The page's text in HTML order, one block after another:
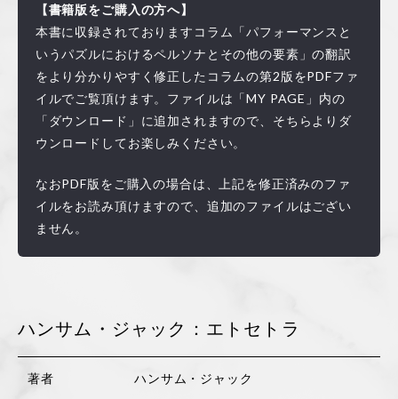
【書籍版をご購入の方へ】
本書に収録されておりますコラム「パフォーマンスと
いうパズルにおけるペルソナとその他の要素」の翻訳
をより分かりやすく修正したコラムの第2版をPDFファ
イルでご覧頂けます。ファイルは「MY PAGE」内の
「ダウンロード」に追加されますので、そちらよりダ
ウンロードしてお楽しみください。
なおPDF版をご購入の場合は、上記を修正済みのファ
イルをお読み頂けますので、追加のファイルはござい
ません。
ハンサム・ジャック：エトセトラ
著者 ハンサム・ジャック